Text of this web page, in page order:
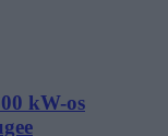
kW-os